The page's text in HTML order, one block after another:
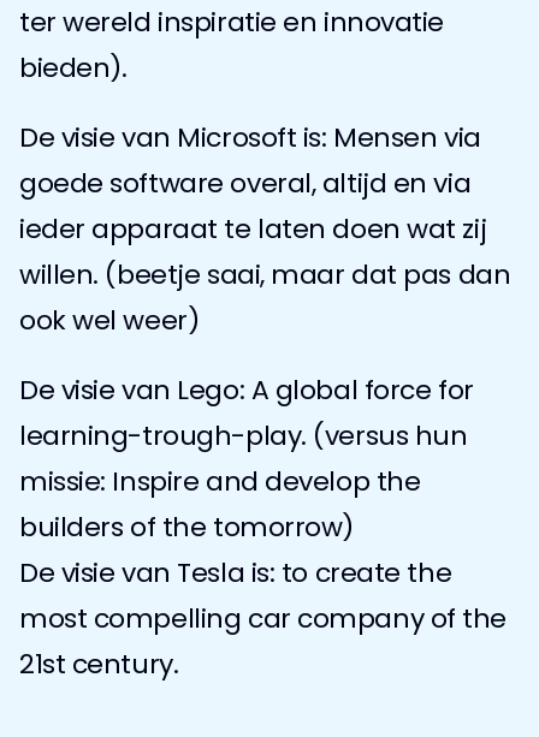
ter wereld inspiratie en innovatie
bieden).
De visie van Microsoft is: Mensen via
goede software overal, altijd en via
ieder apparaat te laten doen wat zij
willen. (beetje saai, maar dat pas dan
ook wel weer)
De visie van Lego: A global force for
learning-trough-play. (versus hun
missie: Inspire and develop the
builders of the tomorrow)
De visie van Tesla is: to create the
most compelling car company of the
21st century.